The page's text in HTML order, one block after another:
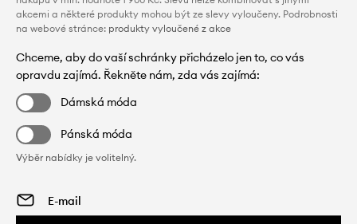
akcemi a některé produkty mohou být ze slevy vyloučeny. Podrobnosti
na webové stránce: produkty vyloučené z akce
Chceme, aby do vaší schránky přicházelo jen to, co vás
opravdu zajímá. Řekněte nám, zda vás zajímá:
Dámská móda
Pánská móda
Výběr nabídky je volitelný.